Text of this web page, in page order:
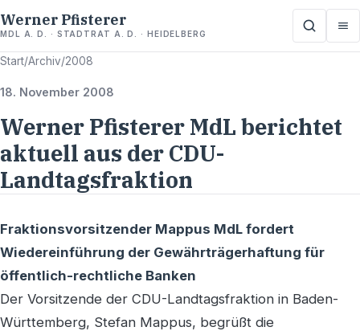
Werner Pfisterer
MDL A. D. · STADTRAT A. D. · HEIDELBERG
Start/Archiv/2008
18. November 2008
Werner Pfisterer MdL berichtet
aktuell aus der CDU-
Landtagsfraktion
Fraktionsvorsitzender Mappus MdL fordert
Wiedereinführung der Gewährträgerhaftung für
öffentlich-rechtliche Banken
Der Vorsitzende der CDU-Landtagsfraktion in Baden-
Württemberg, Stefan Mappus, begrüßt die